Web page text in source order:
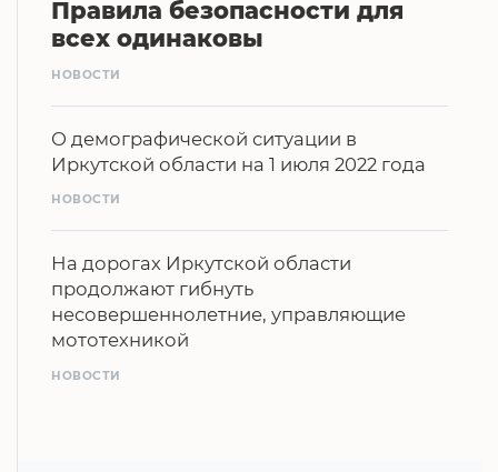
Правила безопасности для
всех одинаковы
НОВОСТИ
О демографической ситуации в
Иркутской области на 1 июля 2022 года
НОВОСТИ
На дорогах Иркутской области
продолжают гибнуть
несовершеннолетние, управляющие
мототехникой
НОВОСТИ